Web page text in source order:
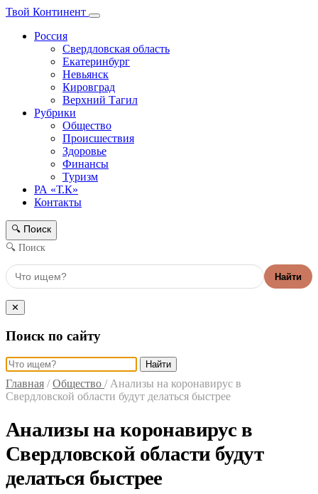
Твой Континент
Россия
Свердловская область
Екатеринбург
Невьянск
Кировград
Верхний Тагил
Рубрики
Общество
Происшествия
Здоровье
Финансы
Туризм
РА «Т.К»
Контакты
🔍 Поиск
🔍 Поиск
Найти
✕
Поиск по сайту
Найти
Главная / Общество / Анализы на коронавирус в
Свердловской области будут делаться быстрее
Анализы на коронавирус в
Свердловской области будут
делаться быстрее